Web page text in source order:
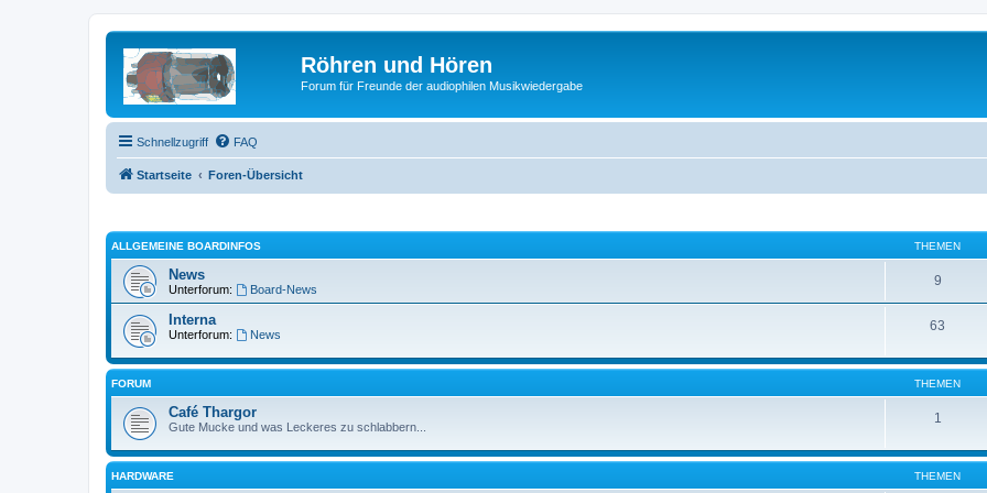
Röhren und Hören
Forum für Freunde der audiophilen Musikwiedergabe
Schnellzugriff FAQ
Startseite Foren-Übersicht
ALLGEMEINE BOARDINFOS THEMEN
News
Unterforum: Board-News
9
Interna
Unterforum: News
63
FORUM THEMEN
Café Thargor
Gute Mucke und was Leckeres zu schlabbern...
1
HARDWARE THEMEN